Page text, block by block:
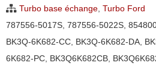
2.2
Garrett
Turbo base échange, Turbo Ford
787556-5017S, 787556-5022S,
BK3Q-6K682-CC, BK3Q-6K682-DA,
6K682-PC, BK3Q6K682CB,